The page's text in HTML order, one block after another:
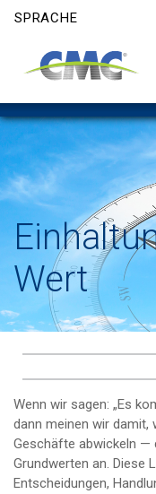
Skip to content
SPRACHE
Wert
Wenn wir sagen: „Es
dann meinen wir damit,
Geschäfte abwickeln —
Grundwerten an. Diese
Entscheidungen,